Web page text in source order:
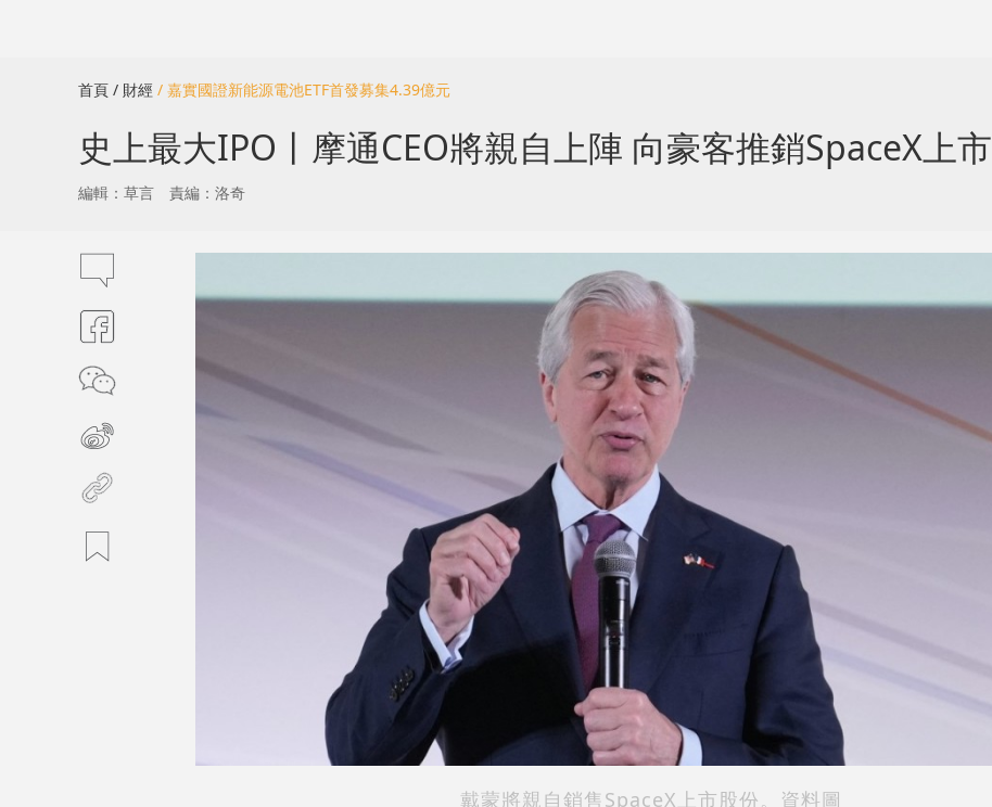
首頁 / 財經 / 嘉實國證新能源電池ETF首發募集4.39億元
史上最大IPO丨摩通CEO將親自上陣 向豪客推銷SpaceX上市
編輯：草言 責編：洛奇
戴蒙將親自銷售SpaceX上市股份。資料圖